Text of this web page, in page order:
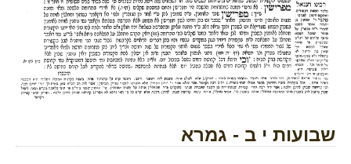
שבועות י ב - גמרא